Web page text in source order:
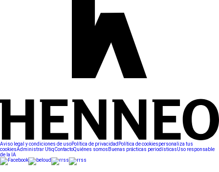
Aviso legal y condiciones de usoPolítica de privacidad Política de cookiespersonaliza tus
cookiesAdministrar UtiqContactoQuiénes somos Buenas prácticas periodísticasUso responsable
de la IA